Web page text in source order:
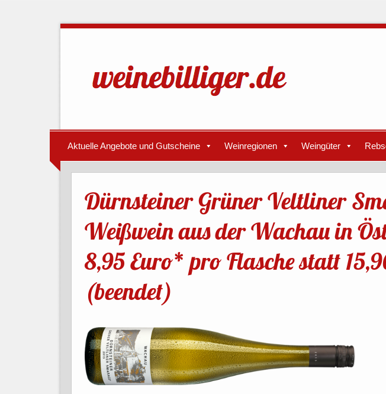
Aktuelle Angebote und Gutscheine Weinregionen Weingüter
Dürnsteiner Grüner Veltliner
Weißwein aus der Wachau in
8,95 Euro* pro Flasche statt
(beendet)